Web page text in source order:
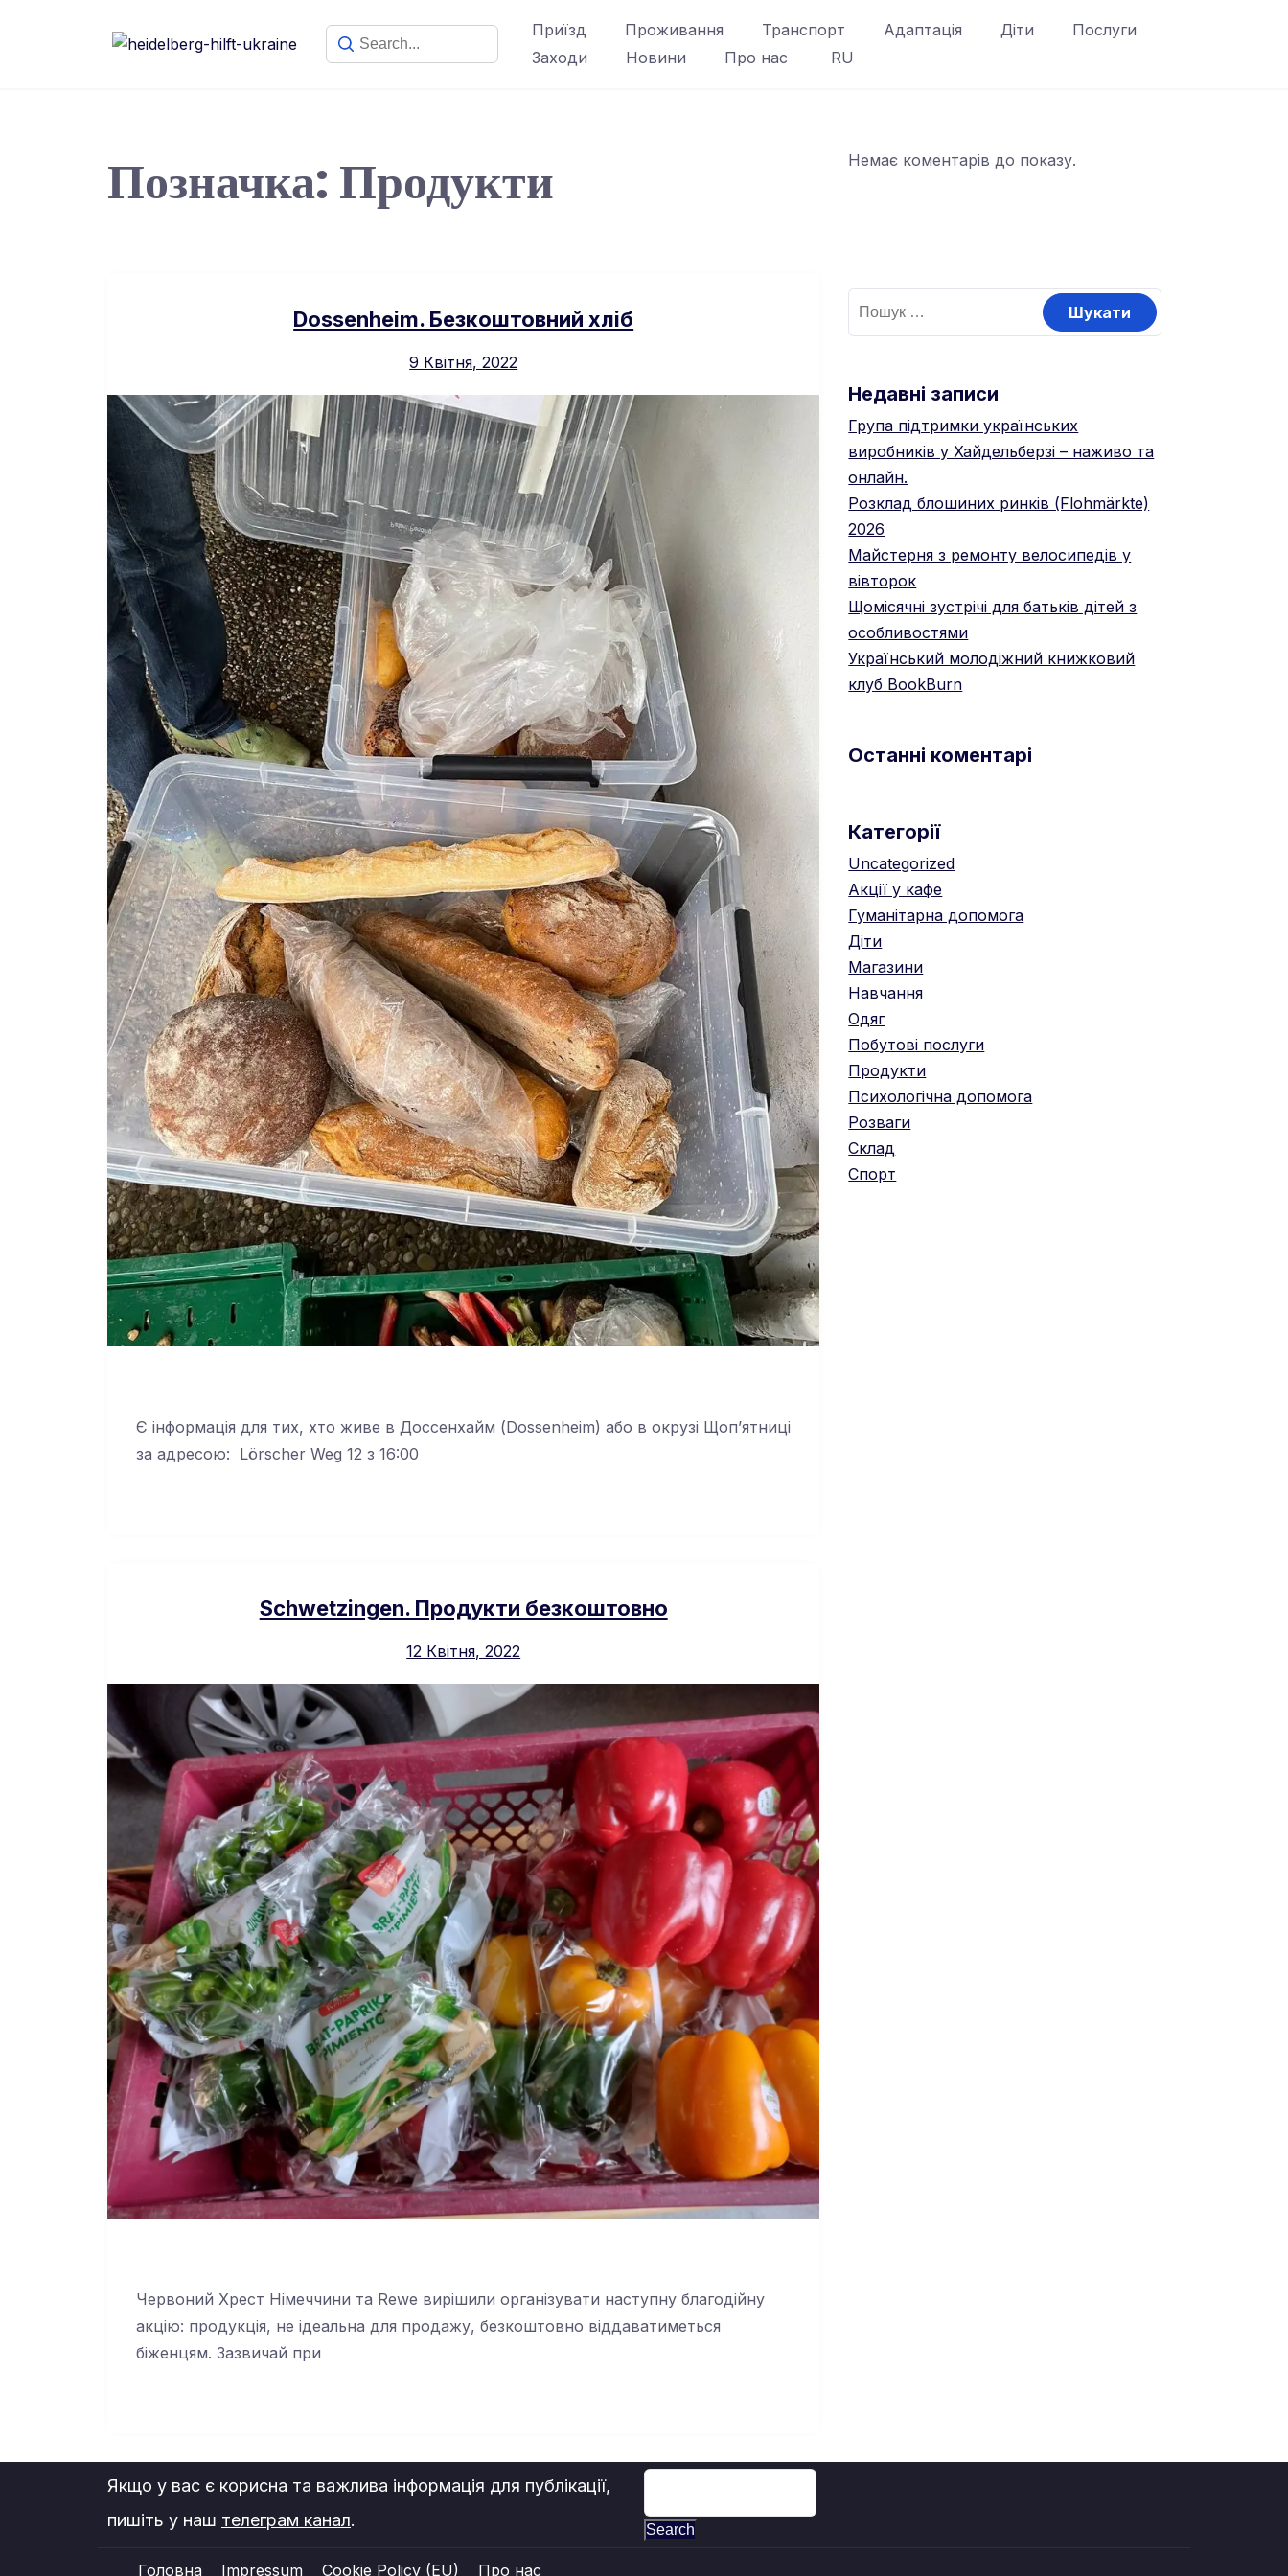
Приїзд Проживання Транспорт Адаптація Діти
Послуги
Заходи
Новини Про нас RU
Позначка: Продукти
Dossenheim. Безкоштовний хліб
9 Квітня, 2022
Є інформація для тих, хто живе в Доссенхайм (Dossenheim) або в окрузі Щоп’ятниці
за адресою: Lörscher Weg 12 з 16:00
Schwetzingen. Продукти безкоштовно
12 Квітня, 2022
Червоний Хрест Німеччини та Rewe вирішили організувати наступну благодійну
акцію: продукція, не ідеальна для продажу, безкоштовно віддаватиметься
біженцям. Зазвичай при
Немає коментарів до показу.
Недавні записи
Група підтримки українських
виробників у Хайдельберзі – наживо та
онлайн.
Розклад блошиних ринків (Flohmärkte)
2026
Майстерня з ремонту велосипедів у
вівторок
Щомісячні зустрічі для батьків дітей з
особливостями
Український молодіжний книжковий
клуб BookBurn
Останні коментарі
Категорії
Uncategorized
Акції у кафе
Гуманітарна допомога
Діти
Магазини
Навчання
Одяг
Побутові послуги
Продукти
Психологічна допомога
Розваги
Склад
Спорт
Якщо у вас є корисна та важлива інформація для публікації,
пишіть у наш телеграм канал. Search
Головна Impressum Cookie Policy (EU) Про нас